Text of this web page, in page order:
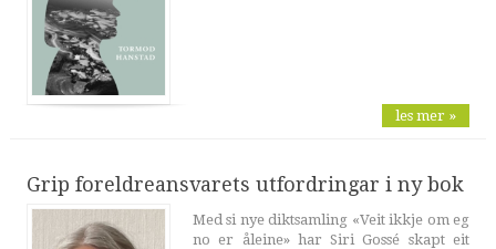
les mer »
Grip foreldreansvarets utfordringar i ny bok
Med si nye diktsamling «Veit ikkje om eg
no er åleine» har Siri Gossé skapt eit